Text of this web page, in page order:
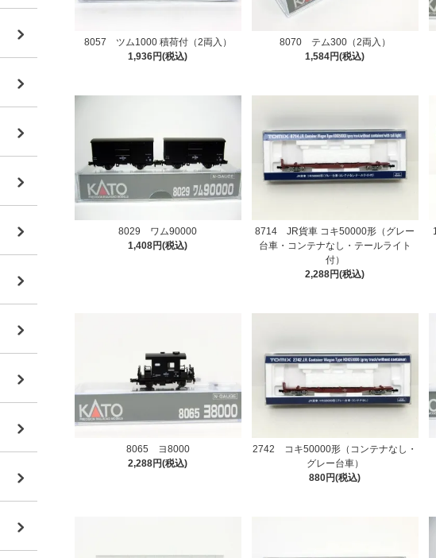
8057 ツム1000 積荷付（2両入）
1,936円(税込)
8070 テム300（2両入）
1,584円(税込)
8029 ワム90000
1,408円(税込)
8714 JR貨車 コキ50000形（グレー
台車・コンテナなし・テールライト
付）
2,288円(税込)
8065 ヨ8000
2,288円(税込)
2742 コキ50000形（コンテナなし・
グレー台車）
880円(税込)